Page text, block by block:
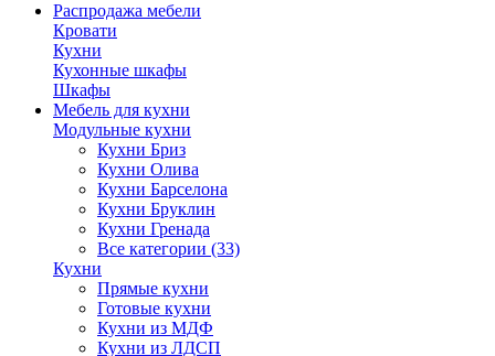
Распродажа мебели
Кровати
Кухни
Кухонные шкафы
Шкафы
Мебель для кухни
Модульные кухни
Кухни Бриз
Кухни Олива
Кухни Барселона
Кухни Бруклин
Кухни Гренада
Все категории (33)
Кухни
Прямые кухни
Готовые кухни
Кухни из МДФ
Кухни из ЛДСП